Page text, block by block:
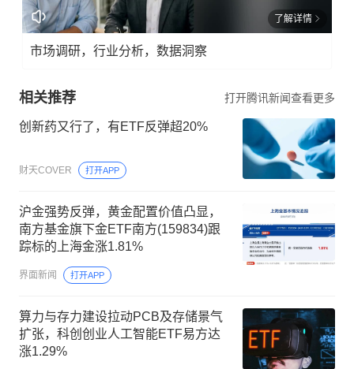
了解详情
市场调研，行业分析，数据洞察
相关推荐 打开腾讯新闻查看更多
创新药又行了，有ETF反弹超20%
财天COVER 打开APP
沪金强势反弹，黄金配置价值凸显，
南方基金旗下金ETF南方(159834)跟
踪标的上海金涨1.81%
界面新闻 打开APP
算力与存力建设拉动PCB及存储景气
扩张，科创创业人工智能ETF易方达
涨1.29%